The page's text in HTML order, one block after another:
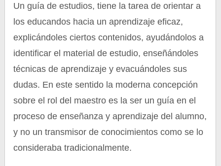
Un guía de estudios, tiene la tarea de orientar a
los educandos hacia un aprendizaje eficaz,
explicándoles ciertos contenidos, ayudándolos a
identificar el material de estudio, enseñándoles
técnicas de aprendizaje y evacuándoles sus
dudas. En este sentido la moderna concepción
sobre el rol del maestro es la ser un guía en el
proceso de enseñanza y aprendizaje del alumno,
y no un transmisor de conocimientos como se lo
consideraba tradicionalmente.